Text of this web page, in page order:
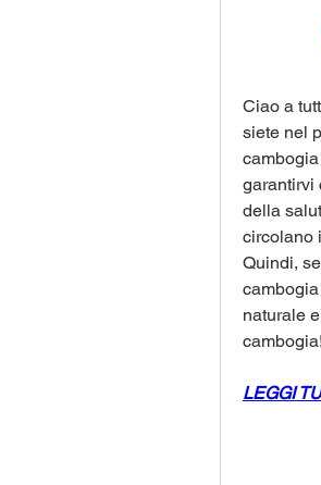
Ciao a
siete nel
garantirvi
della
circolano
Quindi,
naturale
cambogia!
LEGGI